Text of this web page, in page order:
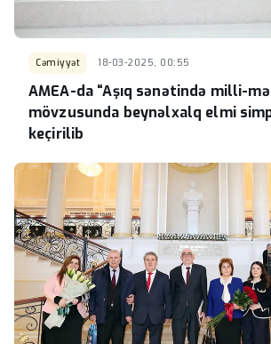
Cəmiyyət 18-03-2025, 00:55
AMEA-da “Aşıq sənətində milli-
mövzusunda beynəlxalq elmi
keçirilib